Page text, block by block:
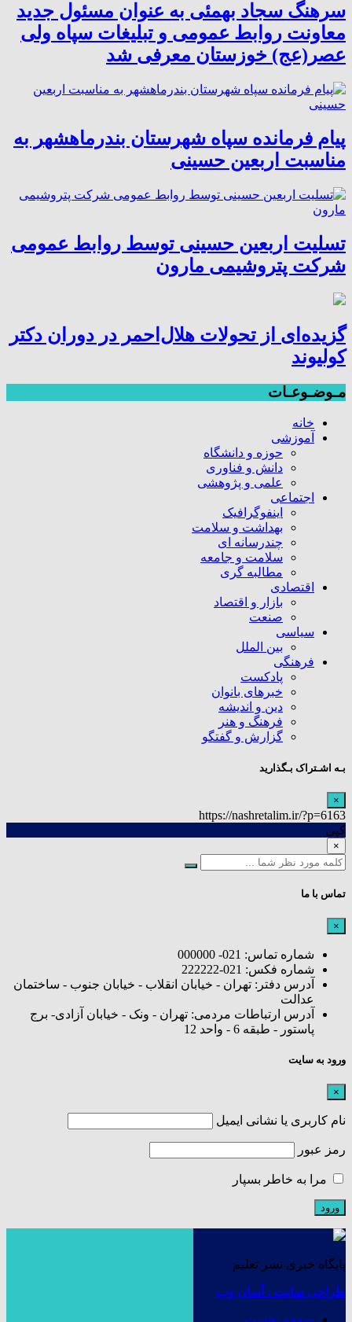
سرهنگ سجاد بهمئی به عنوان مسئول جدید
معاونت روابط عمومی و تبلیغات سپاه ولی
عصر(عج) خوزستان معرفی شد
پیام فرمانده سپاه شهرستان بندرماهشهر به
مناسبت اربعین حسینی
تسلیت اربعین حسینی توسط روابط عمومی
شرکت پتروشیمی مارون
گزیده‌ای از تحولات هلال‌احمر در دوران دکتر
کولیوند
مـوضـوعـات
خانه
آموزشی
حوزه و دانشگاه
دانش و فناوری
علمی و پژوهشی
اجتماعی
اینفوگرافیک
بهداشت و سلامت
چندرسانه ای
سلامت و جامعه
مطالبه گری
اقتصادی
بازار و اقتصاد
صنعت
سیاسی
بین الملل
فرهنگی
پادکست
خبرهای بانوان
دین و اندیشه
فرهنگ و هنر
گزارش و گفتگو
بـه اشـتراک بـگذارید
×
https://nashretalim.ir/?p=6163
کپی
×
تماس با ما
×
شماره تماس: 021- 000000
شماره فکس: 021-222222
آدرس دفتر: تهران - خیابان انقلاب - خیابان جنوب - ساختمان
عدالت
آدرس ارتباطات مردمی: تهران - ونک - خیابان آزادی- برج
پاستور - طبقه 6 - واحد 12
ورود به سایت
×
نام کاربری یا نشانی ایمیل
رمز عبور
مرا به خاطر بسپار
پایگاه خبری نشر تعلیم
طراحی سایت : آسان وب